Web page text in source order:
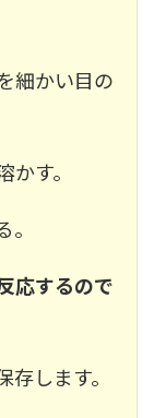
細かい目の
す。
応するので
します。